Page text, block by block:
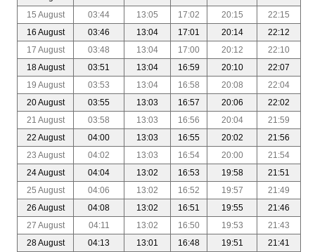
15 August
03:44 13:05 17:02 20:15
22:15
16 August
03:46 13:04 17:01 20:14
22:12
17 August
03:48 13:04 17:00 20:12
22:10
18 August
03:51 13:04 16:59 20:10
22:07
19 August
03:53 13:04 16:58 20:08
22:04
20 August
03:55 13:03 16:57 20:06
22:02
21 August
03:58 13:03 16:56 20:04
21:59
22 August
04:00 13:03 16:55 20:02
21:56
23 August
04:02 13:03 16:54 20:00
21:54
24 August
04:04 13:02 16:53 19:58
21:51
25 August
04:06 13:02 16:52 19:57
21:49
26 August
04:08 13:02 16:51 19:55
21:46
27 August
04:11 13:02 16:50 19:53
21:43
28 August
04:13 13:01 16:48 19:51
21:41